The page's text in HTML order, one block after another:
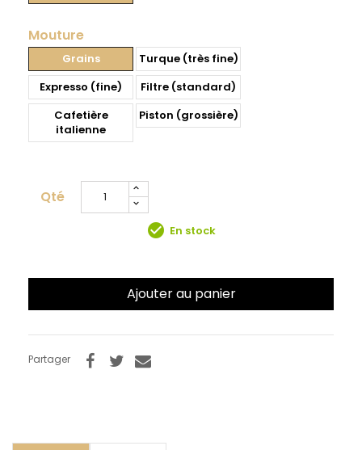
Mouture
Grains
Turque (très fine)
Expresso (fine)
Filtre (standard)
Cafetière
italienne
Piston (grossière)
Qté
check_circle En stock
Ajouter au panier
Partager